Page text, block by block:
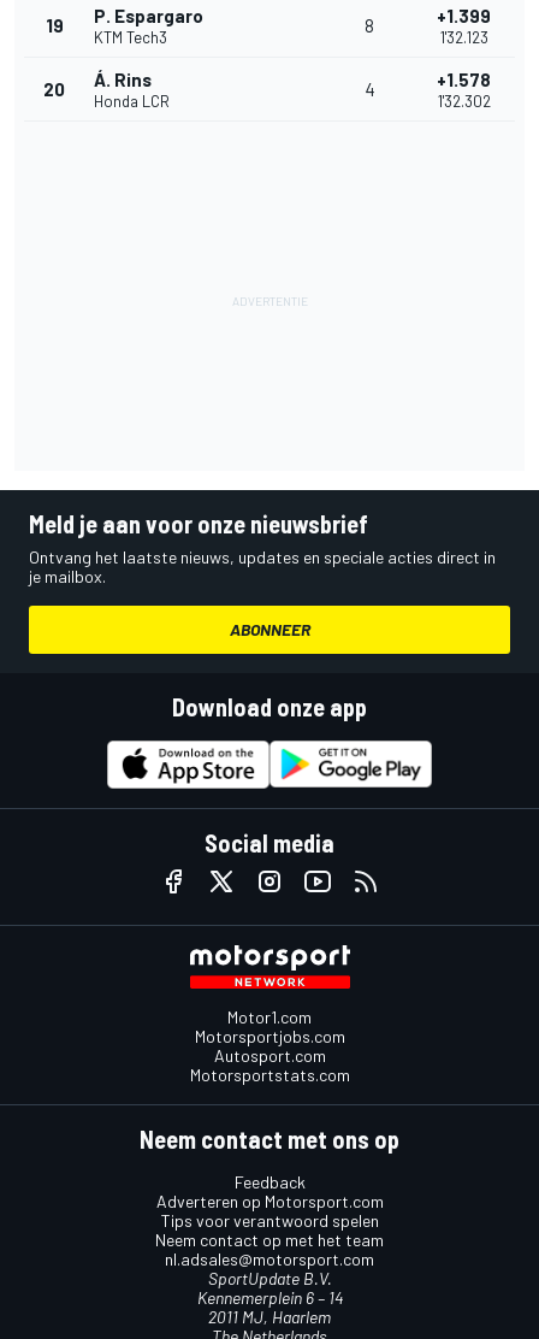
19 P. Espargaro
KTM Tech3
8 +1.399
1'32.123
20 Á. Rins
Honda LCR
4 +1.578
1'32.302
Meld je aan voor onze nieuwsbrief
Ontvang het laatste nieuws, updates en speciale acties direct in
je mailbox.
ABONNEER
Download onze app
Social media
Motor1.com
Motorsportjobs.com
Autosport.com
Motorsportstats.com
Neem contact met ons op
Feedback
Adverteren op Motorsport.com
Tips voor verantwoord spelen
Neem contact op met het team
nl.adsales@motorsport.com
SportUpdate B.V.
Kennemerplein 6 – 14
2011 MJ, Haarlem